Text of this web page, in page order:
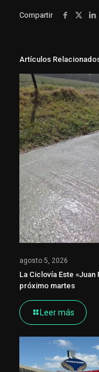
Compartir
Artículos
agosto 5, 2026
La Ciclovía Este
próximo martes
Leer más